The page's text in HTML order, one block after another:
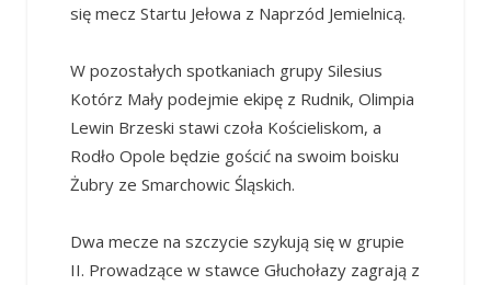
się mecz Startu Jełowa z Naprzód Jemielnicą.
W pozostałych spotkaniach grupy Silesius
Kotórz Mały podejmie ekipę z Rudnik, Olimpia
Lewin Brzeski stawi czoła Kościeliskom, a
Rodło Opole będzie gościć na swoim boisku
Żubry ze Smarchowic Śląskich.
Dwa mecze na szczycie szykują się w grupie
II. Prowadzące w stawce Głuchołazy zagrają z